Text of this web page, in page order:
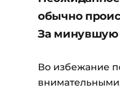
обычно
За минувшую
Во избежание